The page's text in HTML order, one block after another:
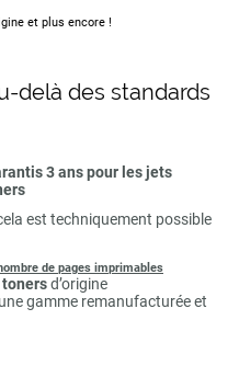
et plus encore !
delà des standards
3 ans pour les jets
est techniquement possible
de pages imprimables
d’origine
gamme remanufacturée et